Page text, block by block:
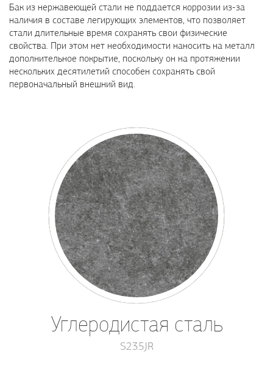
Бак из нержавеющей стали не поддается коррозии из-за
наличия в составе легирующих элементов, что позволяет
стали длительные время сохранять свои физические
свойства. При этом нет необходимости наносить на металл
дополнительное покрытие, поскольку он на протяжении
нескольких десятилетий способен сохранять свой
первоначальный внешний вид.
Углеродистая сталь
S235JR